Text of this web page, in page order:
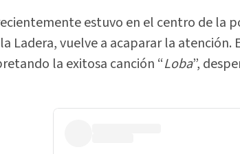
estuvo en el centro de la
Ladera, vuelve a acaparar la
la exitosa canción “Loba”,